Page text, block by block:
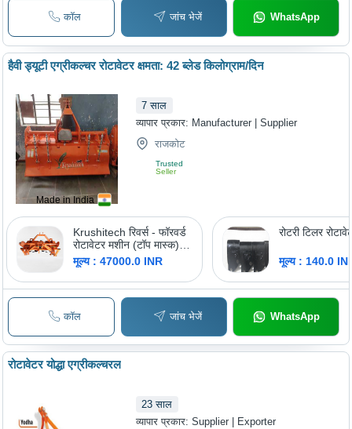
कॉल जांच भेजें WhatsApp
Made in India
हैवी ड्यूटी एग्रीकल्चर रोटावेटर क्षमता: 42 ब्लेड किलोग्राम/दिन
7 साल
व्यापार प्रकार: Manufacturer | Supplier
राजकोट
Trusted
Seller
Krushitech रिवर्स - फॉरवर्ड
रोटावेटर मशीन (टॉप मास्क)
2.5 फीट 18 ब्लेड एग्रीकल्चर
मूल्य : 47000.0 INR
रोटरी टिलर
मूल्य : 140.0
कॉल जांच भेजें WhatsApp
रोटावेटर योद्धा एग्रीकल्चरल
23 साल
व्यापार प्रकार:Supplier | Exporter